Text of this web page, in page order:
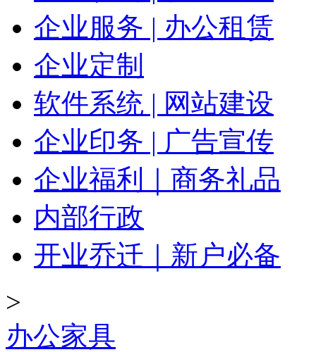
企业服务 | 办公租赁
企业定制
软件系统 | 网站建设
企业印务 | 广告宣传
企业福利｜商务礼品
内部行政
开业乔迁｜新户必备
>
办公家具